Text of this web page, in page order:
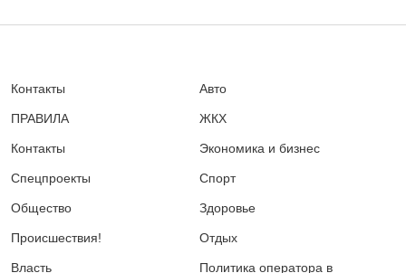
Контакты
ПРАВИЛА
Контакты
Спецпроекты
Общество
Происшествия!
Власть
Авто
ЖКХ
Экономика и бизнес
Спорт
Здоровье
Отдых
Политика оператора в